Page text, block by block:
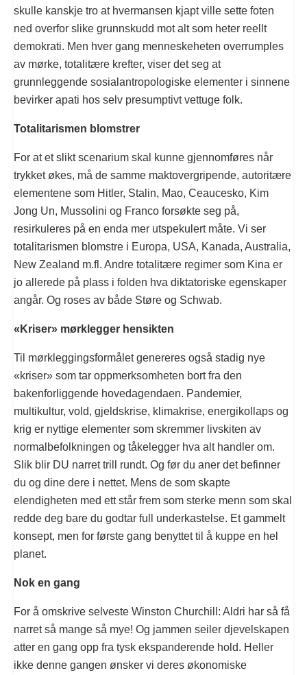
skulle kanskje tro at hvermansen kjapt ville sette foten
ned overfor slike grunnskudd mot alt som heter reellt
demokrati. Men hver gang menneskeheten overrumples
av mørke, totalitære krefter, viser det seg at
grunnleggende sosialantropologiske elementer i sinnene
bevirker apati hos selv presumptivt vettuge folk.
Totalitarismen blomstrer
For at et slikt scenarium skal kunne gjennomføres når
trykket økes, må de samme maktovergripende, autoritære
elementene som Hitler, Stalin, Mao, Ceaucesko, Kim
Jong Un, Mussolini og Franco forsøkte seg på,
resirkuleres på en enda mer utspekulert måte. Vi ser
totalitarismen blomstre i Europa, USA, Kanada, Australia,
New Zealand m.fl. Andre totalitære regimer som Kina er
jo allerede på plass i folden hva diktatoriske egenskaper
angår. Og roses av både Støre og Schwab.
«Kriser» mørklegger hensikten
Til mørkleggingsformålet genereres også stadig nye
«kriser» som tar oppmerksomheten bort fra den
bakenforliggende hovedagendaen. Pandemier,
multikultur, vold, gjeldskrise, klimakrise, energikollaps og
krig er nyttige elementer som skremmer livskiten av
normalbefolkningen og tåkelegger hva alt handler om.
Slik blir DU narret trill rundt. Og før du aner det befinner
du og dine dere i nettet. Mens de som skapte
elendigheten med ett står frem som sterke menn som skal
redde deg bare du godtar full underkastelse. Et gammelt
konsept, men for første gang benyttet til å kuppe en hel
planet.
Nok en gang
For å omskrive selveste Winston Churchill: Aldri har så få
narret så mange så mye! Og jammen seiler djevelskapen
atter en gang opp fra tysk ekspanderende hold. Heller
ikke denne gangen ønsker vi deres økonomiske